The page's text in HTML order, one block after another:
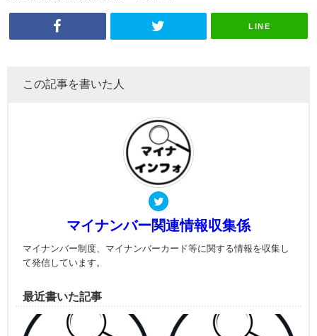
LINE
この記事を書いた人
マイナンバー関連情報収集係
マイナンバー制度、マイナンバーカード等に関する情報を収集し
て発信しています。
最近書いた記事